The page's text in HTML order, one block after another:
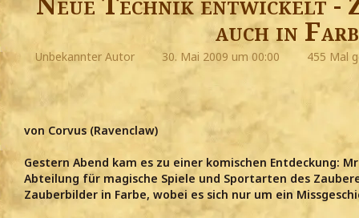
auch in
Unbekannter Autor 30. Mai 2009 um 00:00 455 Mal
von Corvus (Ravenclaw)
Gestern Abend kam es zu einer komischen Entdeckung:
Abteilung für magische Spiele und Sportarten des
Zauberbilder in Farbe, wobei es sich nur um ein